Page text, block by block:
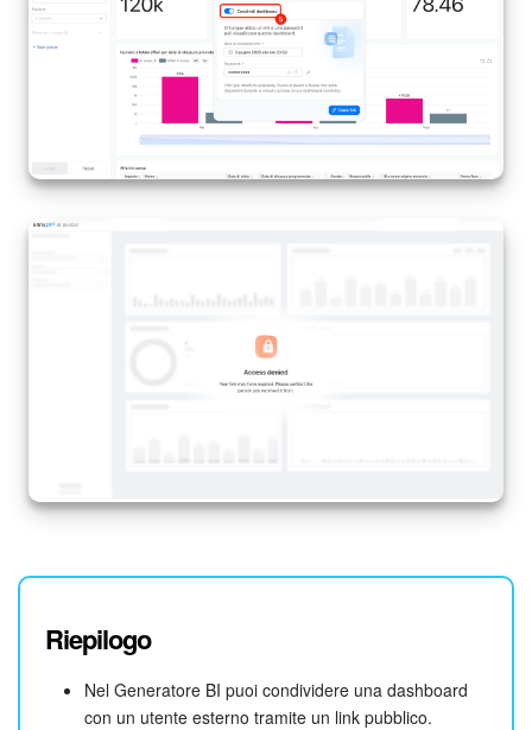
Riepilogo
Nel Generatore BI puoi condividere una dashboard
con un utente esterno tramite un link pubblico.